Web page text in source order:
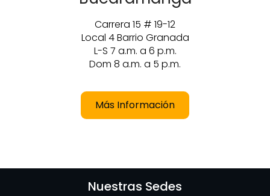
Carrera 15 # 19-12
Local 4 Barrio Granada
L-S 7 a.m. a 6 p.m.
Dom 8 a.m. a 5 p.m.
Más Información
Nuestras Sedes